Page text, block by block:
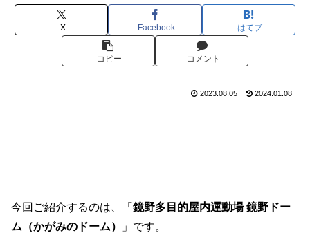
X Facebook はてブ
コピー コメント
2023.08.05 2024.01.08
今回ご紹介するのは、「 鏡野多目的屋内運動場 鏡野ドー
ム（かがみのドーム）
」です。